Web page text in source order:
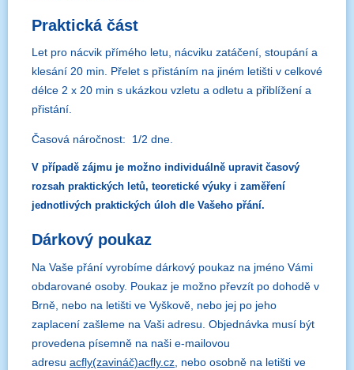
Praktická část
Let pro nácvik přímého letu, nácviku zatáčení, stoupání a
klesání 20 min. Přelet s přistáním na jiném letišti v celkové
délce 2 x 20 min s ukázkou vzletu a odletu a přiblížení a
přistání.
Časová náročnost: 1/2 dne.
V případě zájmu je možno individuálně upravit časový
rozsah praktických letů, teoretické výuky i zaměření
jednotlivých praktických úloh dle Vašeho přání.
Dárkový poukaz
Na Vaše přání vyrobíme dárkový poukaz na jméno Vámi
obdarované osoby. Poukaz je možno převzít po dohodě v
Brně, nebo na letišti ve Vyškově, nebo jej po jeho
zaplacení zašleme na Vaši adresu. Objednávka musí být
provedena písemně na naši e-mailovou
adresu acfly(zavináč)acfly.cz , nebo osobně na letišti ve